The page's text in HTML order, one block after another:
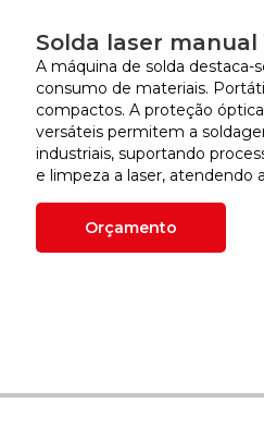
Solda laser manual
A máquina de solda destaca-
consumo de materiais.
compactos. A proteção
versáteis permitem a
industriais, suportando
e limpeza a laser, atendendo
Orçamento